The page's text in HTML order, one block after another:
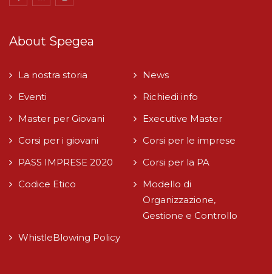
About Spegea
La nostra storia
News
Eventi
Richiedi info
Master per Giovani
Executive Master
Corsi per i giovani
Corsi per le imprese
PASS IMPRESE 2020
Corsi per la PA
Codice Etico
Modello di
Organizzazione,
Gestione e Controllo
WhistleBlowing Policy